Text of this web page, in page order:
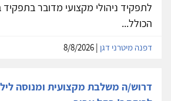
לתפקיד ניהולי מקצועי מדובר
הכולל...
דפנה מיטרני דגן
דרוש/ה משלבת מקצועית ומנוסה